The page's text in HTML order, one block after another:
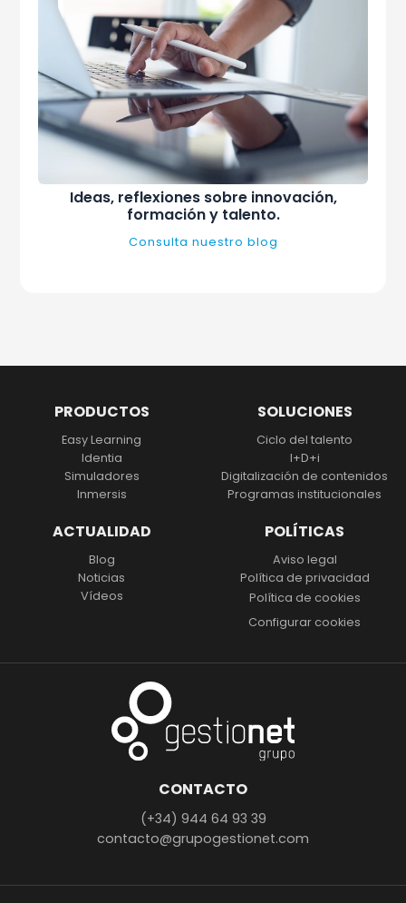
Ideas, reflexiones sobre innovación,
formación y talento.
Consulta nuestro blog
PRODUCTOS
Easy Learning
Identia
Simuladores
Inmersis
SOLUCIONES
Ciclo del talento
I+D+i
Digitalización de contenidos
Programas institucionales
ACTUALIDAD
Blog
Noticias
Vídeos
POLÍTICAS
Aviso legal
Política de privacidad
Política de cookies
Configurar cookies
CONTACTO
(+34) 944 64 93 39
contacto@grupogestionet.com